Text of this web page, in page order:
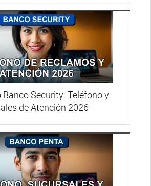
Security: Teléfono y
de Atención 2026